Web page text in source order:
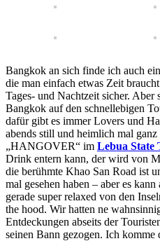
Bangkok an sich finde ich auch
die man einfach etwas Zeit
Tages- und Nachtzeit sicher. Aber
Bangkok auf den schnellebigen
dafür gibt es immer Lovers und
abends still und heimlich mal
„HANGOVER“ im Lebua State
Drink entern kann, der wird von
die berühmte Khao San Road ist
mal gesehen haben – aber es
gerade super relaxed von den
the hood. Wir hatten ne
Entdeckungen abseits der
seinen Bann gezogen. Ich